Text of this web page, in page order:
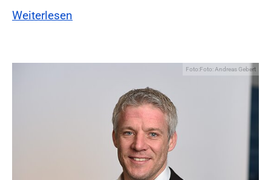
Weiterlesen
Foto:Foto: Andreas Gebert